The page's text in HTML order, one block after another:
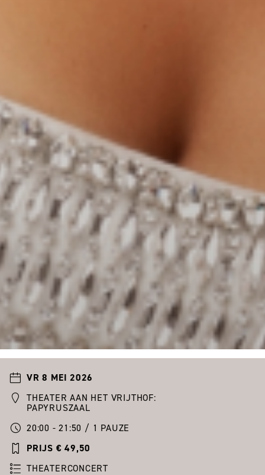
VR 8 MEI 2026
THEATER AAN HET VRIJTHOF:
PAPYRUSZAAL
20:00 - 21:50 / 1 PAUZE
PRIJS € 49,50
THEATERCONCERT